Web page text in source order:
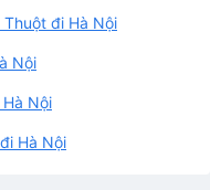
đi Hà Nội
Nội
Nội
Hà Nội